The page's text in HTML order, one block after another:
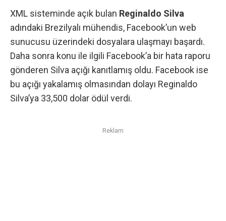
XML sisteminde açık bulan Reginaldo Silva
adındaki Brezilyalı mühendis, Facebook’un web
sunucusu üzerindeki dosyalara ulaşmayı başardı.
Daha sonra konu ile ilgili Facebook’a bir hata raporu
gönderen Silva açığı kanıtlamış oldu. Facebook ise
bu açığı yakalamış olmasından dolayı Reginaldo
Silva’ya 33,500 dolar ödül verdi.
Reklam